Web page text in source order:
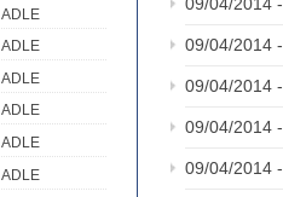
ADLE
ADLE
ADLE
ADLE
ADLE
ADLE
09/04/2014 -
09/04/2014 -
09/04/2014 -
09/04/2014 -